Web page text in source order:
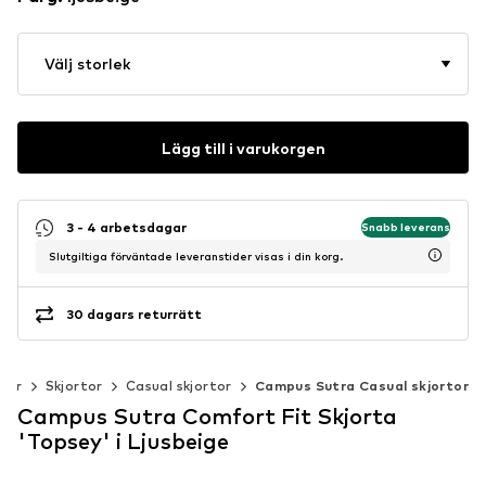
Välj storlek
Lägg till i varukorgen
3 - 4 arbetsdagar Snabb leverans
Slutgiltiga förväntade leveranstider visas i din korg.
30 dagars returrätt
Skjortor Casual skjortor Campus Sutra Casual skjortor
Campus Sutra Comfort Fit Skjorta
'Topsey' i Ljusbeige